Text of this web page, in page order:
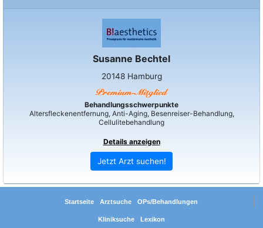
Susanne Bechtel
20148 Hamburg
Behandlungsschwerpunkte
Altersfleckenentfernung, Anti-Aging, Besenreiser-Behandlung,
Cellulitebehandlung
Details anzeigen
Jetzt Arzt suchen!
Startseite Arztsuche OPs/Behandlungen
Kliniksuche Lexikon